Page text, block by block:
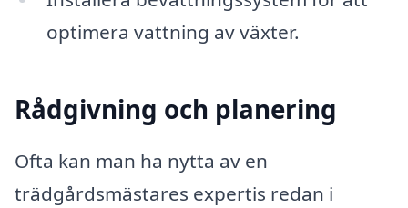
optimera vattning av växter.
Rådgivning och planering
Ofta kan man ha nytta av en
trädgårdsmästares expertis redan i